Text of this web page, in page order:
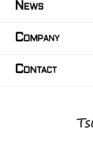
N EWS
COMPANY
CONTACT